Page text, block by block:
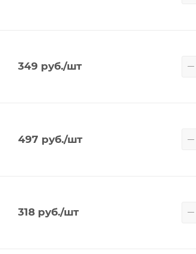
349 руб./шт
497 руб./шт
318 руб./шт